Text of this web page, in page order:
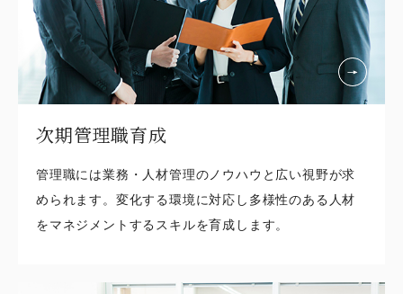
次期管理職育成
管理職には業務・人材管理のノウハウと広い視野が求
められます。変化する環境に対応し多様性のある人材
をマネジメントするスキルを育成します。